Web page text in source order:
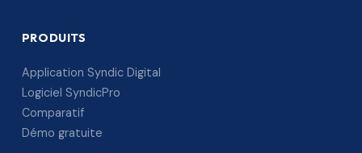
PRODUITS
Application Syndic Digital
Logiciel SyndicPro
Comparatif
Démo gratuite